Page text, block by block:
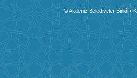
© Akdeniz Belediyeler Birliği •